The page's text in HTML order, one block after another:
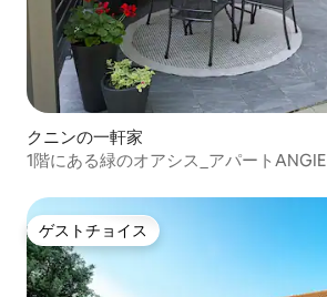
クニンの一軒家
1階にある緑のオアシス_アパートANGIE
ゲストチョイス
ゲストチョイス